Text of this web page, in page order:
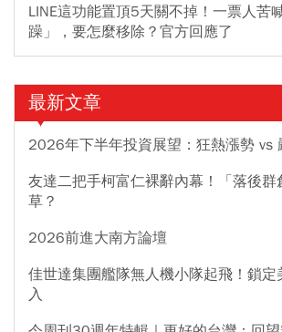
LINE這功能置頂5天關不掉！一票人苦
躁」，要怎麼移除？官方回應了
最新文章
2026年下半年投資展望：狂熱漲勢 vs
友達二把手柯富仁裸辭內幕！「落後群
草？
2026前進大南方論壇
佳世達集團艦隊無人機小隊起飛！鎖定
入